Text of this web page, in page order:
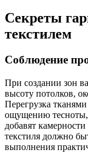
Секреты
текстилем
Соблюдение
При создании зон
высоту потолков,
Перегрузка
ощущению тесноты,
добавят
текстиля должно
выполнения